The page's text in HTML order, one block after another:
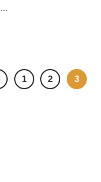
...
1 2 3